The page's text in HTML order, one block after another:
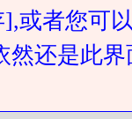
或者您可
然还是此